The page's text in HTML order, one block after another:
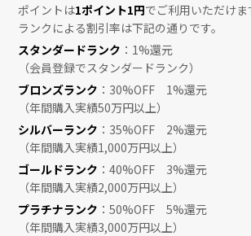
ポイントは1ポイント1円でご利用いただけま
ランクによる割引率は下記の通りです。
スタンダードランク ：1%還元
（会員登録でスタンダードランク）
ブロンズランク ：30%OFF 1%還元
（年間購入実績50万円以上）
シルバーランク ：35%OFF 2%還元
（年間購入実績1,000万円以上）
ゴールドランク ：40%OFF 3%還元
（年間購入実績2,000万円以上）
プラチナランク ：50%OFF 5%還元
（年間購入実績3,000万円以上）